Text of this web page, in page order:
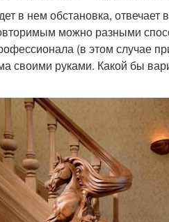
в нем обстановка, отвечает
можно разными
(в этом случае
своими руками. Какой бы